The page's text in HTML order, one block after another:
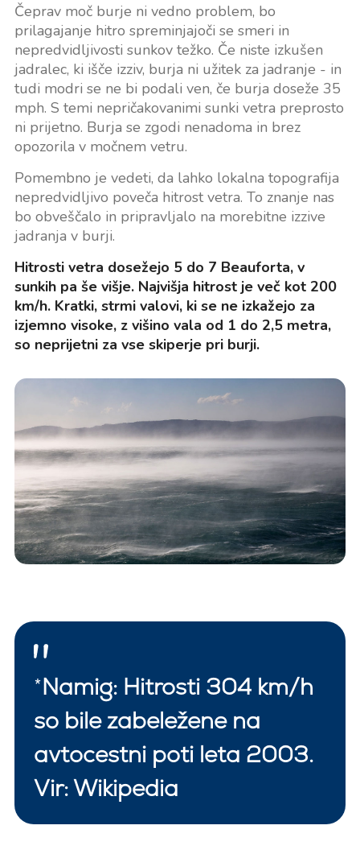
Čeprav moč burje ni vedno problem, bo
prilagajanje hitro spreminjajoči se smeri in
nepredvidljivosti sunkov težko. Če niste izkušen
jadralec, ki išče izziv, burja ni užitek za jadranje - in
tudi modri se ne bi podali ven, če burja doseže 35
mph. S temi nepričakovanimi sunki vetra preprosto
ni prijetno. Burja se zgodi nenadoma in brez
opozorila v močnem vetru.
Pomembno je vedeti, da lahko lokalna topografija
nepredvidljivo poveča hitrost vetra. To znanje nas
bo obveščalo in pripravljalo na morebitne izzive
jadranja v burji.
Hitrosti vetra dosežejo 5 do 7 Beauforta, v
sunkih pa še višje. Najvišja hitrost je več kot 200
km/h. Kratki, strmi valovi, ki se ne izkažejo za
izjemno visoke, z višino vala od 1 do 2,5 metra,
so neprijetni za vse skiperje pri burji.
*Namig: Hitrosti 304 km/h
so bile zabeležene na
avtocestni poti leta 2003.
Vir:Wikipedia